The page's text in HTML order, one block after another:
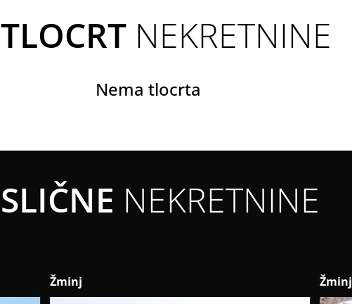
TLOCRT NEKRETNINE
Nema tlocrta
SLIČNE NEKRETNINE
Žminj Žminj, Cere